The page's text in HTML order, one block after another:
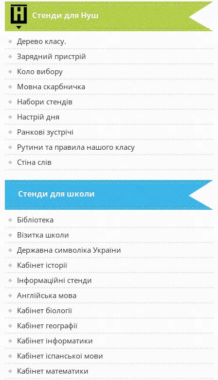
Стенди для Нуш
Дерево класу.
Зарядний пристрій
Коло вибору
Мовна скарбничка
Набори стендів
Настрій дня
Ранкові зустрічі
Рутини та правила нашого класу
Стіна слів
Стенди для школи
Бібліотека
Візитка школи
Державна символіка України
Кабінет історії
Інформаційні стенди
Англійська мова
Кабінет біології
Кабінет географії
Кабінет інформатики
Кабінет іспанської мови
Кабінет математики